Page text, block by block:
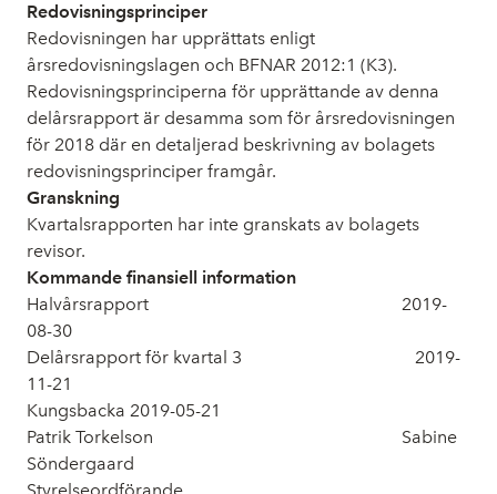
Redovisningsprinciper
Redovisningen har upprättats enligt
årsredovisningslagen och BFNAR 2012:1 (K3).
Redovisningsprinciperna för upprättande av denna
delårsrapport är desamma som för årsredovisningen
för 2018 där en detaljerad beskrivning av bolagets
redovisningsprinciper framgår.
Granskning
Kvartalsrapporten har inte granskats av bolagets
revisor.
Kommande finansiell information
Halvårsrapport 2019-
08-30
Delårsrapport för kvartal 3 2019-
11-21
Kungsbacka 2019-05-21
Patrik Torkelson Sabine
Söndergaard